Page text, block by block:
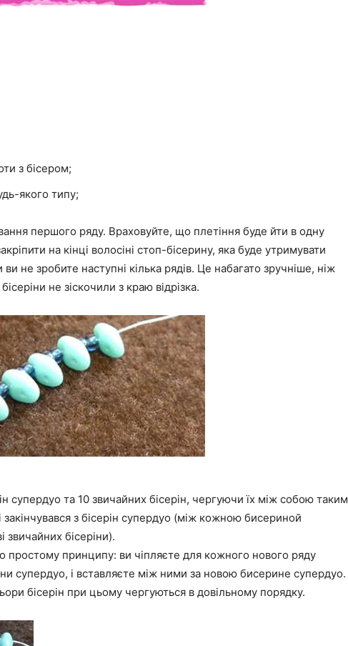
з бісером;
якого типу;
першого ряду. Враховуйте, що плетіння буде йти в одну
на кінці волосіні стоп-бісерину, яка буде утримувати
не зробите наступні кілька рядів. Це набагато зручніше, ніж
не зіскочили з краю відрізка.
супердуо та 10 звичайних бісерін, чергуючи їх між собою таким
з бісерін супердуо (між кожною бисериной
звичайних бісеріни).
простому принципу: ви чіпляєте для кожного нового ряду
супердуо, і вставляєте між ними за новою бисерине супердуо.
бісерін при цьому чергуються в довільному порядку.